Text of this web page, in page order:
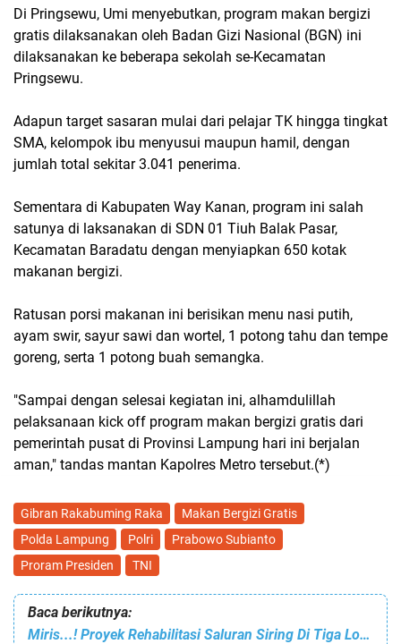
Di Pringsewu, Umi menyebutkan, program makan bergizi
gratis dilaksanakan oleh Badan Gizi Nasional (BGN) ini
dilaksanakan ke beberapa sekolah se-Kecamatan
Pringsewu.
Adapun target sasaran mulai dari pelajar TK hingga tingkat
SMA, kelompok ibu menyusui maupun hamil, dengan
jumlah total sekitar 3.041 penerima.
Sementara di Kabupaten Way Kanan, program ini salah
satunya di laksanakan di SDN 01 Tiuh Balak Pasar,
Kecamatan Baradatu dengan menyiapkan 650 kotak
makanan bergizi.
Ratusan porsi makanan ini berisikan menu nasi putih,
ayam swir, sayur sawi dan wortel, 1 potong tahu dan tempe
goreng, serta 1 potong buah semangka.
"Sampai dengan selesai kegiatan ini, alhamdulillah
pelaksanaan kick off program makan bergizi gratis dari
pemerintah pusat di Provinsi Lampung hari ini berjalan
aman," tandas mantan Kapolres Metro tersebut.(*)
Gibran Rakabuming Raka
Makan Bergizi Gratis
Polda Lampung
Polri
Prabowo Subianto
Proram Presiden
TNI
Baca berikutnya:
Miris...! Proyek Rehabilitasi Saluran Siring Di Tiga Lokasi Kecamatan Lengkiti, OKU Di kerjakan Asal-Asalan